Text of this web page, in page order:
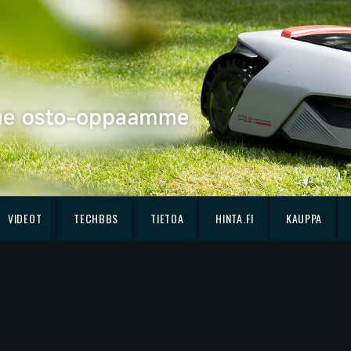
VIDEOT TECHBBS TIETOA HINTA.FI KAUPPA